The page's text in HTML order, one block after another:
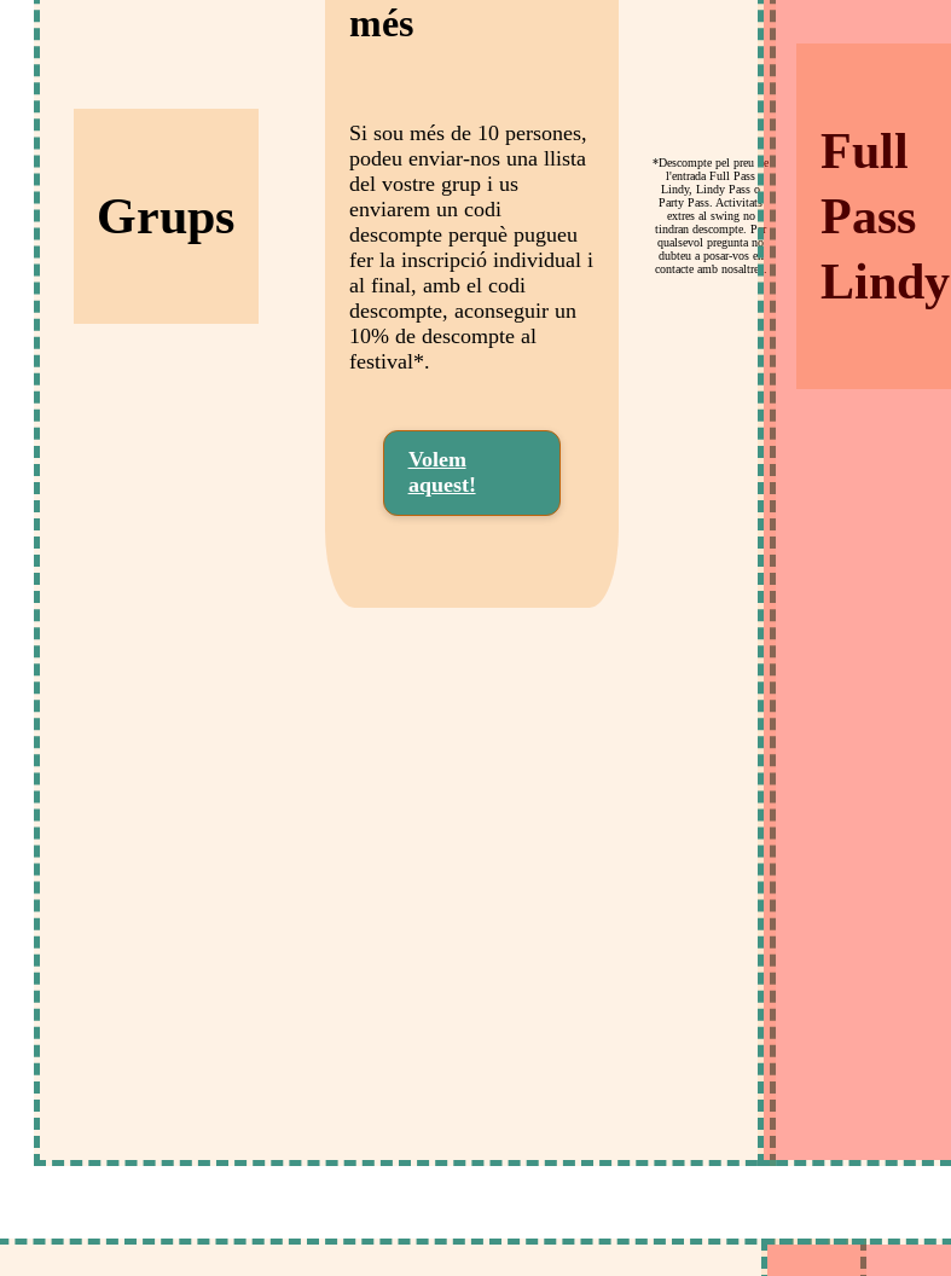
Grups
més
Si sou més de 10 persones,
podeu enviar-nos una llista
del vostre grup i us
enviarem un codi
descompte perquè pugueu
fer la inscripció individual i
al final, amb el codi
descompte, aconseguir un
10% de descompte al
festival*.
Volem
aquest!
*Descompte pel preu de
l'entrada Full Pass
Lindy, Lindy Pass o
Party Pass. Activitats
extres al swing no
tindran descompte. Per
qualsevol pregunta no
dubteu a posar-vos en
contacte amb nosaltres.
Full
Pass
Lindy